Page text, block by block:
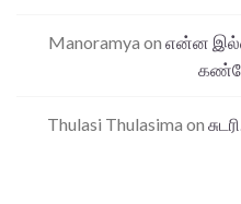
Manoramya on என்ன
Thulasi Thulasima on